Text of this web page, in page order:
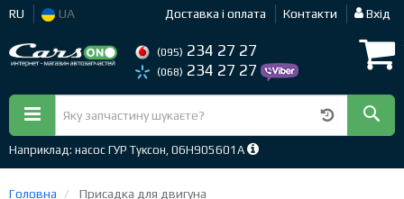
RU UA Доставка і оплата Контакти Вхід
(095) 234 27 27
(068) 234 27 27
Наприклад: насос ГУР Туксон, 06H905601A
Головна Присадка для двигуна